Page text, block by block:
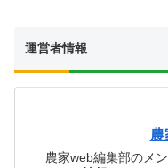
運営者情報
農
農家web編集部のメ